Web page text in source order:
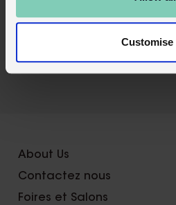
Customise
About Us
Contactez nous
Foires et Salons